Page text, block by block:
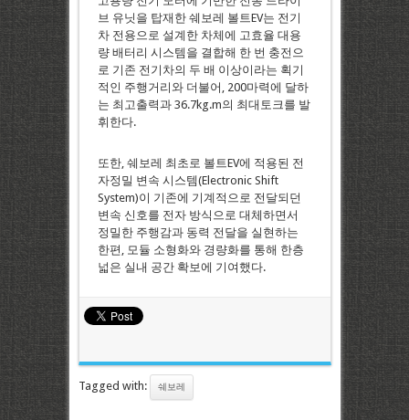
브 유닛을 탑재한 쉐보레 볼트EV는 전기
차 전용으로 설계한 차체에 고효율 대용
량 배터리 시스템을 결합해 한 번 충전으
로 기존 전기차의 두 배 이상이라는 획기
적인 주행거리와 더불어, 200마력에 달하
는 최고출력과 36.7kg.m의 최대토크를 발
휘한다.
또한, 쉐보레 최초로 볼트EV에 적용된 전
자정밀 변속 시스템(Electronic Shift
System)이 기존에 기계적으로 전달되던
변속 신호를 전자 방식으로 대체하면서
정밀한 주행감과 동력 전달을 실현하는
한편, 모듈 소형화와 경량화를 통해 한층
넓은 실내 공간 확보에 기여했다.
Tagged with: 쉐보레